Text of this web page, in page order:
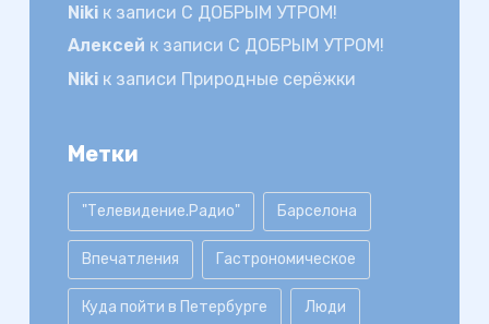
Nikiк записи С ДОБРЫМ УТРОМ!
Алексей к записи С ДОБРЫМ УТРОМ!
Nikiк записи Природные серёжки
Метки
"Телевидение.Радио" Барселона
Впечатления Гастрономическое
Куда пойти в Петербурге Люди